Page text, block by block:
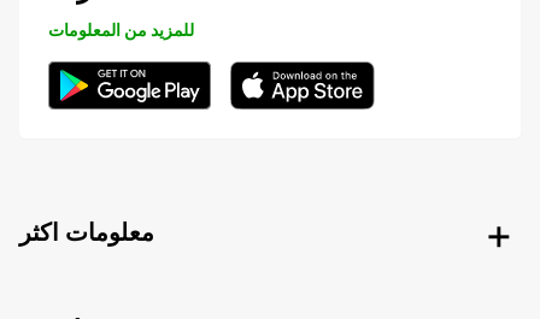
للمزيد من المعلومات
معلومات اكثر